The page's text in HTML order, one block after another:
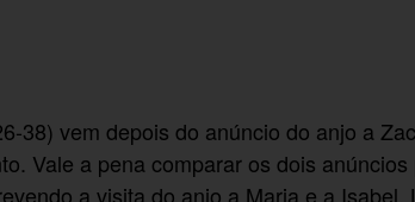
38) vem depois do anúncio do anjo a
Vale a pena comparar os dois
a visita do anjo a Maria e a Isabel,